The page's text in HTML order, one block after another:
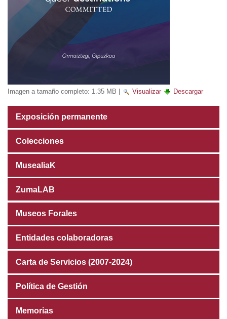
Imagen a tamaño completo: 1.35 MB | Visualizar Descargar
Exposición permanente
Colecciones
MusealiaK
ZumaLAB
Museos Forales
Entidades colaboradoras
Carta de Servicios (2007-2024)
Política de Gestión
Memorias